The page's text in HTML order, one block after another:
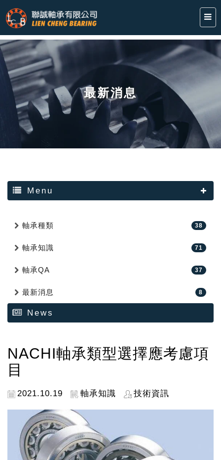
最新消息
Menu
軸承種類 38
軸承知識 71
軸承QA 37
最新消息 8
News
NACHI軸承類型選擇應考慮項
目
2021.10.19 軸承知識 技術資訊